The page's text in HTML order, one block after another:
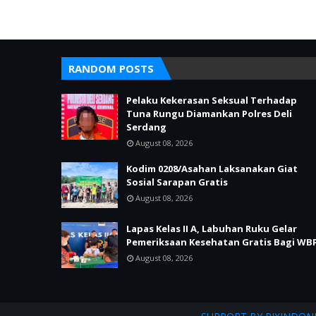
RANDOM POSTS
Pelaku Kekerasan Seksual Terhadap
Tuna Rungu Diamankan Polres Deli
Serdang
August 08, 2026
Kodim 0208/Asahan Laksanakan Giat
Sosial Sarapan Gratis
August 08, 2026
Lapas Kelas II A, Labuhan Ruku Gelar
Pemeriksaan Kesehatan Gratis Bagi
August 08, 2026